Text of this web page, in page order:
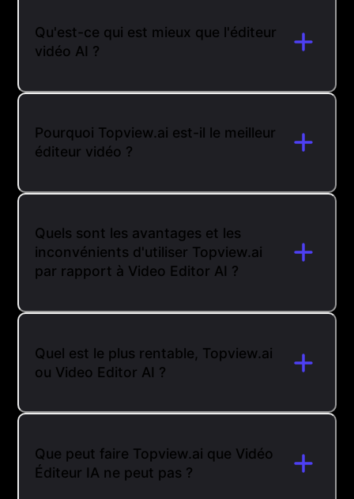
Qu'est-ce qui est mieux que l'éditeur
vidéo AI ?
Pourquoi Topview.ai est-il le meilleur
éditeur vidéo ?
Quels sont les avantages et les
inconvénients d'utiliser Topview.ai
par rapport à Video Editor AI ?
Quel est le plus rentable, Topview.ai
ou Video Editor AI ?
Que peut faire Topview.ai que Vidéo
Éditeur IA ne peut pas ?